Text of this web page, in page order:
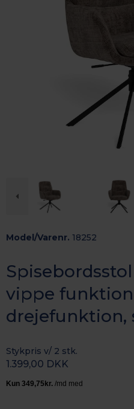
Model/Varenr. 18252
vippe
drejefunktion,
Stykpris v/ 2 stk.
1.399,00 DKK